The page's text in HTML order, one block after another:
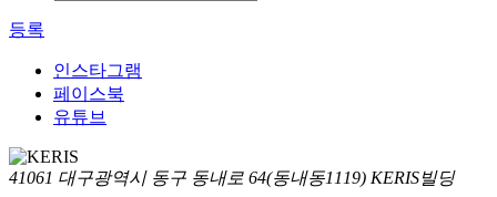
등록
인스타그램
페이스북
유튜브
41061 대구광역시 동구 동내로 64(동내동1119) KERIS빌딩